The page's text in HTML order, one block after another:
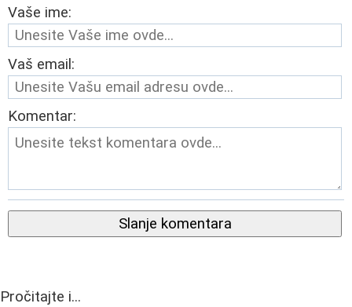
Vaše ime:
Vaš email:
Komentar:
Slanje komentara
Pročitajte i...